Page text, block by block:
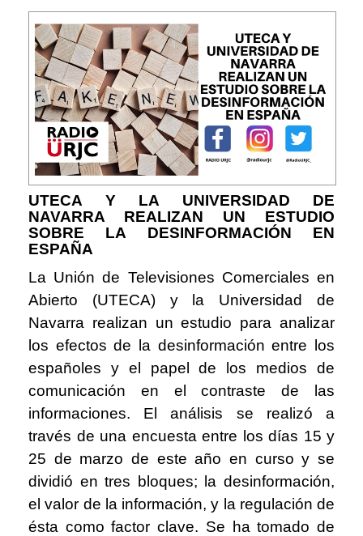
UTECA Y LA UNIVERSIDAD DE
NAVARRA REALIZAN UN ESTUDIO
SOBRE LA DESINFORMACIÓN EN
ESPAÑA
La Unión de Televisiones Comerciales en
Abierto (UTECA) y la Universidad de
Navarra realizan un estudio para analizar
los efectos de la desinformación entre los
españoles y el papel de los medios de
comunicación en el contraste de las
informaciones. El análisis se realizó a
través de una encuesta entre los días 15 y
25 de marzo de este año en curso y se
dividió en tres bloques; la desinformación,
el valor de la información, y la regulación de
ésta como factor clave. Se ha tomado de